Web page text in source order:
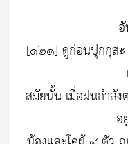
[๑๒๑] ดูก่อนปุกกุสะ
สมัยนั้น เมื่อฝนกำลั
อ